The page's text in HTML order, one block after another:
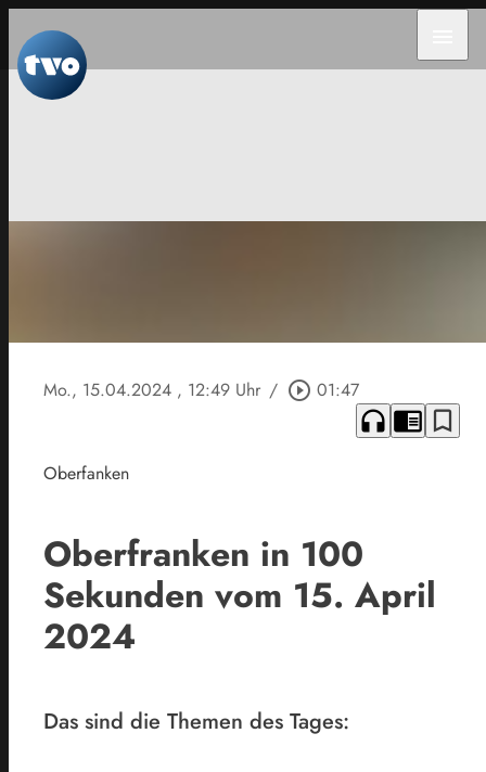
Mo., 15.04.2024 , 12:49 Uhr / play_circle_outline 01:47
headphones chrome_reader_mode bookmark_border
Oberfanken
Oberfranken in 100
Sekunden vom 15. April
2024
Das sind die Themen des Tages: